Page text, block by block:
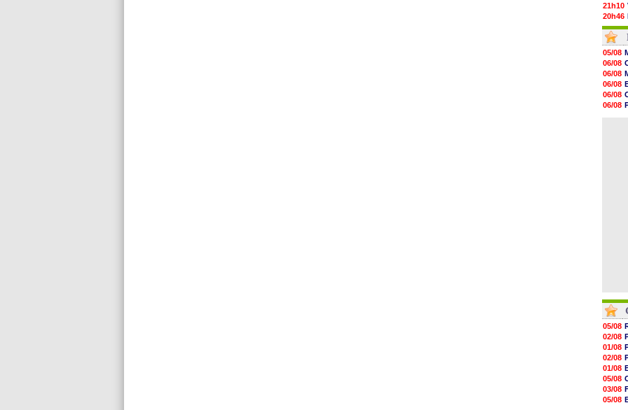
21h10
20h46
20h30
20h01
19h18
19h09
18h48
18h37
18h29
17h58
17h46
05/08
06/08
06/08
06/08
06/08
06/08
05/08
02/08
01/08
02/08
01/08
05/08
03/08
05/08